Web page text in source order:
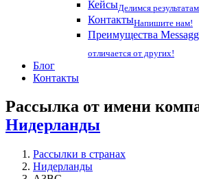
КейсыДелимся
КонтактыНапишите нам!
Преимущества
отличается от других!
Блог
Контакты
Рассылка от имени
Нидерланды
Рассылки в странах
Нидерланды